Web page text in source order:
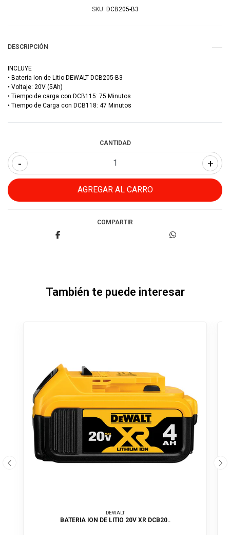
SKU: DCB205-B3
DESCRIPCIÓN
INCLUYE
• Batería Ion de Litio DEWALT DCB205-B3
• Voltaje: 20V (5Ah)
• Tiempo de carga con DCB115: 75 Minutos
• Tiempo de Carga con DCB118: 47 Minutos
CANTIDAD
+
-
COMPARTIR
También te puede interesar
DEWALT
BATERIA ION DE LITIO 20V XR DCB20..